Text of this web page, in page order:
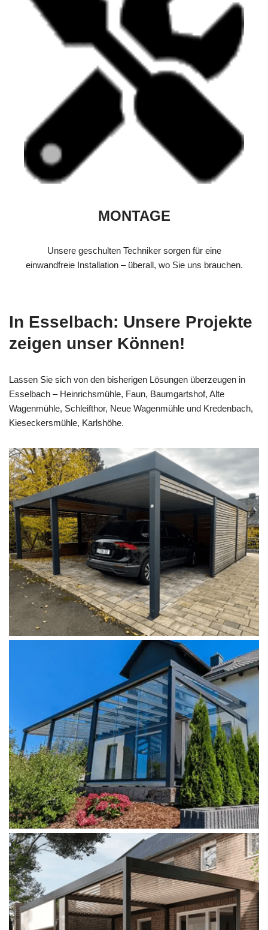
MONTAGE
Unsere geschulten Techniker sorgen für eine
einwandfreie Installation – überall, wo Sie uns brauchen.
In Esselbach: Unsere Projekte
zeigen unser Können!
Lassen Sie sich von den bisherigen Lösungen überzeugen in
Esselbach – Heinrichsmühle, Faun, Baumgartshof, Alte
Wagenmühle, Schleifthor, Neue Wagenmühle und Kredenbach,
Kieseckersmühle, Karlshöhe.